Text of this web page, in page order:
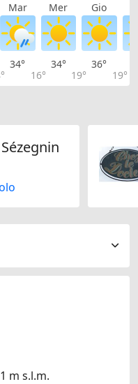
Mar Mer Gio
34°
16°
34°
19°
36°
19°
m s.l.m.